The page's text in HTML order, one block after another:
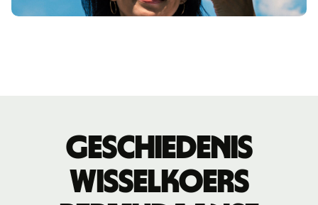
Geschiedenis
wisselkoers